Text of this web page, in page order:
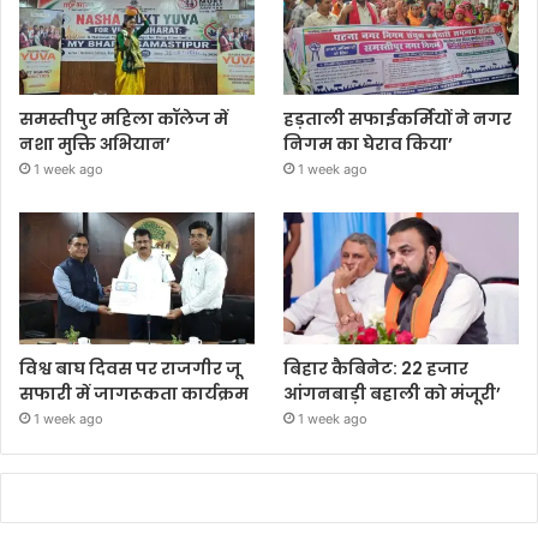
समस्तीपुर महिला कॉलेज में
नशा मुक्ति अभियान’
1 week ago
हड़ताली सफाईकर्मियों ने नगर
निगम का घेराव किया’
1 week ago
विश्व बाघ दिवस पर राजगीर जू
सफारी में जागरूकता कार्यक्रम
1 week ago
बिहार कैबिनेट: 22 हजार
आंगनबाड़ी बहाली को मंजूरी’
1 week ago